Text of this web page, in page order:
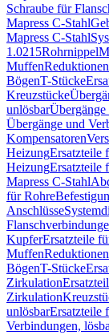
Schraube für
Mapress C-Stahl
Mapress C-Stahl
1.0215Rohrnippel
MuffenReduktionen
BögenT-Stücke
Kreuzstücke
unlösbar
Übergänge und
Kompensatoren
HeizungErsatzteile
HeizungErsatzteile
Mapress C-Stahl
für Rohre
Anschlüsse
KupferErsatzteile
MuffenReduktionen
BögenT-Stücke
Zirkulation
Zirkulation
unlösbarErsatzteile
Verbindungen,